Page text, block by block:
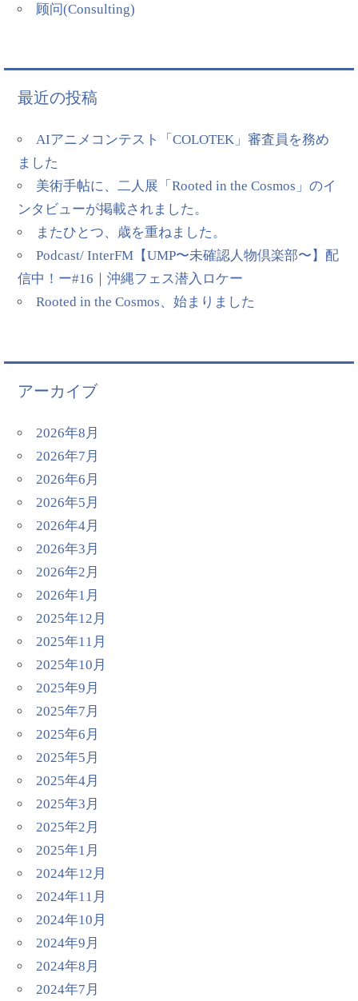
顾问(Consulting)
最近の投稿
AIアニメコンテスト「COLOTEK」審査員を務め
ました
美術手帖に、二人展「Rooted in the Cosmos」のイ
ンタビューが掲載されました。
またひとつ、歳を重ねました。
Podcast/ InterFM【UMP〜未確認人物倶楽部〜】配
信中！ー#16｜沖縄フェス潜入ロケー
Rooted in the Cosmos、始まりました
アーカイブ
2026年8月
2026年7月
2026年6月
2026年5月
2026年4月
2026年3月
2026年2月
2026年1月
2025年12月
2025年11月
2025年10月
2025年9月
2025年7月
2025年6月
2025年5月
2025年4月
2025年3月
2025年2月
2025年1月
2024年12月
2024年11月
2024年10月
2024年9月
2024年8月
2024年7月